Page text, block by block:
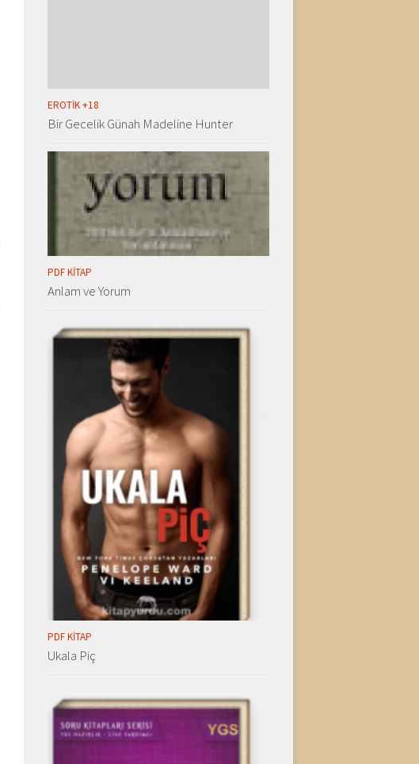
EROTIK +18
Bir Gecelik Günah Madeline Hunter
PDF KITAP
Anlam ve Yorum
PDF KITAP
Ukala Piç